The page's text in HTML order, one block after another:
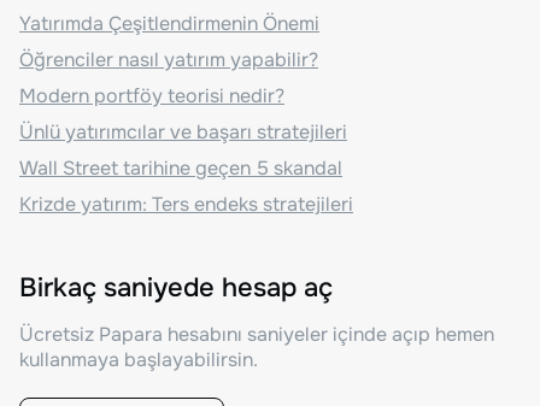
Yatırımda Çeşitlendirmenin Önemi
Öğrenciler nasıl yatırım yapabilir?
Modern portföy teorisi nedir?
Ünlü yatırımcılar ve başarı stratejileri
Wall Street tarihine geçen 5 skandal
Krizde yatırım: Ters endeks stratejileri
Birkaç saniyede hesap aç
Ücretsiz Papara hesabını saniyeler içinde açıp hemen
kullanmaya başlayabilirsin.